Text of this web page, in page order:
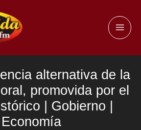
alternativa de la
promovida por el
| Gobierno |
Economía